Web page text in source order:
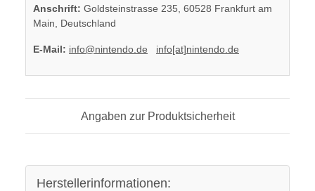
Anschrift: Goldsteinstrasse 235, 60528 Frankfurt am
Main, Deutschland
E-Mail: info@nintendo.de info[at]nintendo.de
Angaben zur Produktsicherheit
Herstellerinformationen: